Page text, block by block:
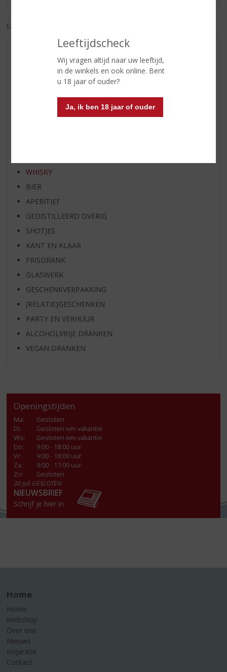
Leeftijdscheck
Wij vragen altijd naar uw leeftijd,
in de winkels en ook online. Bent
u 18 jaar of ouder?
Ja, ik ben 18 jaar of ouder
EXCL. BTW
WIJN VAN DE MAAND
WHISKY VAN DE MAAND
RUM VAN DE MAAND
BIER VAN DE MAAND
WHISKY
BIER
APERITIEF
GEDISTILLEERD OVERIG
SHOTJES
KANT EN KLAAR
FRISDRANK
GLASWERK
GESCHENKVERPAKKING
(RELATIE)GESCHENKEN
PARTY EN VERHUUR
ALCOHOLVRIJE DRANKEN
VEGAN DRANKEN
Openingstijden
Ma:
Gesloten
Di:
Gesloten ivm vakantie
Wo:
Gesloten ivm vakantie
Do:
9:00 - 18:00 uur
Vr:
9:00 - 18:00 uur
Za:
9:00 - 17:00 uur
Zo:
Gesloten
30 juli GESLOTEN
NIEUWSBRIEF
Schrijf je hier in
Home
Home
Webshop
Over ons
Nieuws
Inspiratie
Contact